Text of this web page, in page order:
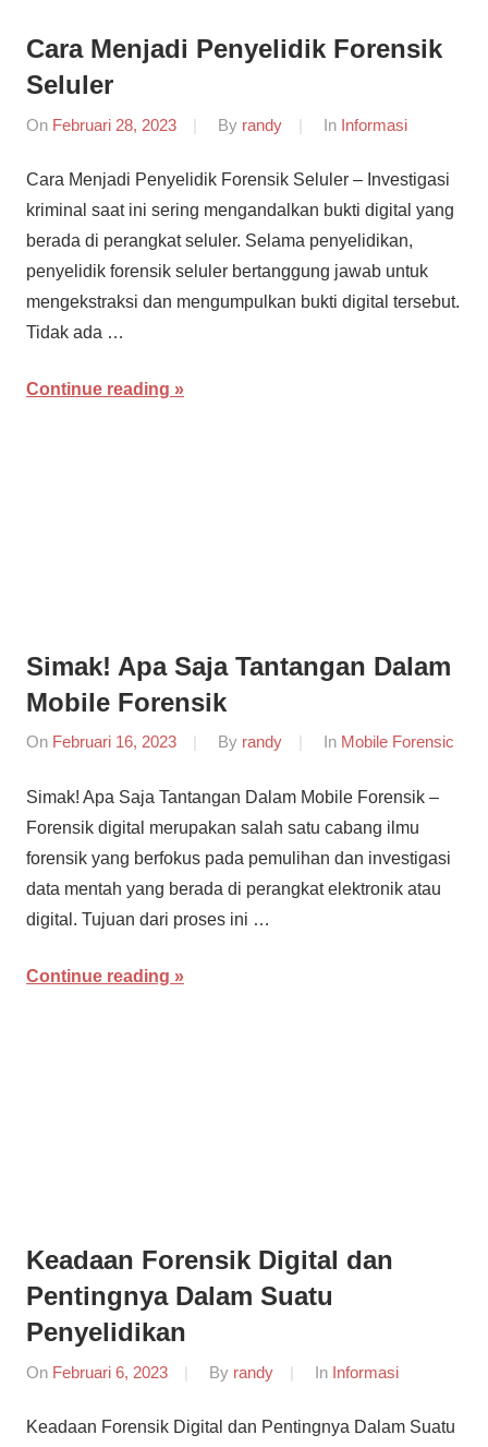
Cara Menjadi Penyelidik Forensik
Seluler
On Februari 28, 2023 By randy In Informasi
Cara Menjadi Penyelidik Forensik Seluler – Investigasi
kriminal saat ini sering mengandalkan bukti digital yang
berada di perangkat seluler. Selama penyelidikan,
penyelidik forensik seluler bertanggung jawab untuk
mengekstraksi dan mengumpulkan bukti digital tersebut.
Tidak ada …
Continue reading
Simak! Apa Saja Tantangan Dalam
Mobile Forensik
On Februari 16, 2023 By randy In Mobile Forensic
Simak! Apa Saja Tantangan Dalam Mobile Forensik –
Forensik digital merupakan salah satu cabang ilmu
forensik yang berfokus pada pemulihan dan investigasi
data mentah yang berada di perangkat elektronik atau
digital. Tujuan dari proses ini …
Continue reading
Keadaan Forensik Digital dan
Pentingnya Dalam Suatu
Penyelidikan
On Februari 6, 2023 By randy In Informasi
Keadaan Forensik Digital dan Pentingnya Dalam Suatu